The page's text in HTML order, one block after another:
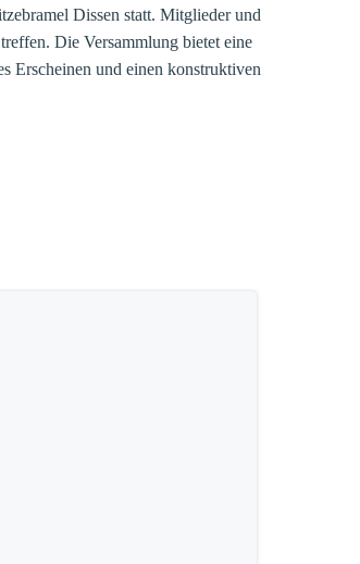
Dissen statt. Mitglieder und
Die Versammlung bietet eine
Erscheinen und einen konstruktiven